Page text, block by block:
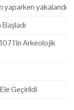
yaparken yakalandı
Arkeolojik
Geçirildi